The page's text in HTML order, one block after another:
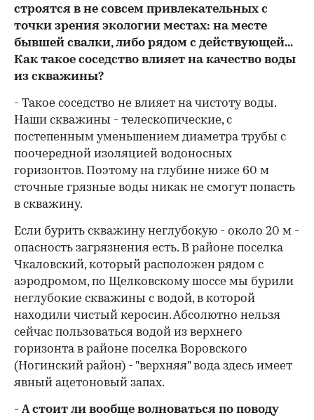
строятся в не совсем привлекательных с
точки зрения экологии местах: на месте
бывшей свалки, либо рядом с действующей...
Как такое соседство влияет на качество воды
из скважины?
- Такое соседство не влияет на чистоту воды.
Наши скважины - телескопические, с
постепенным уменьшением диаметра трубы с
поочередной изоляцией водоносных
горизонтов. Поэтому на глубине ниже 60 м
сточные грязные воды никак не смогут попасть
в скважину.
Если бурить скважину неглубокую - около 20 м -
опасность загрязнения есть. В районе поселка
Чкаловский, который расположен рядом с
аэродромом, по Щелковскому шоссе мы бурили
неглубокие скважины с водой, в которой
находили чистый керосин. Абсолютно нельзя
сейчас пользоваться водой из верхнего
горизонта в районе поселка Воровского
(Ногинский район) - "верхняя" вода здесь имеет
явный ацетоновый запах.
- А стоит ли вообще волноваться по поводу